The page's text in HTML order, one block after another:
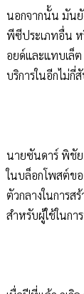
นอกจากนั้น มันยั
พีซีประเภทอื่น
อยด์และแทบเล็
บริการในอีกไม่
นายซันดาร์ พิชัย
ในบล็อกโพสต์ขอ
ตัวกลางในการส
สำหรับผู้ใช้ในกา